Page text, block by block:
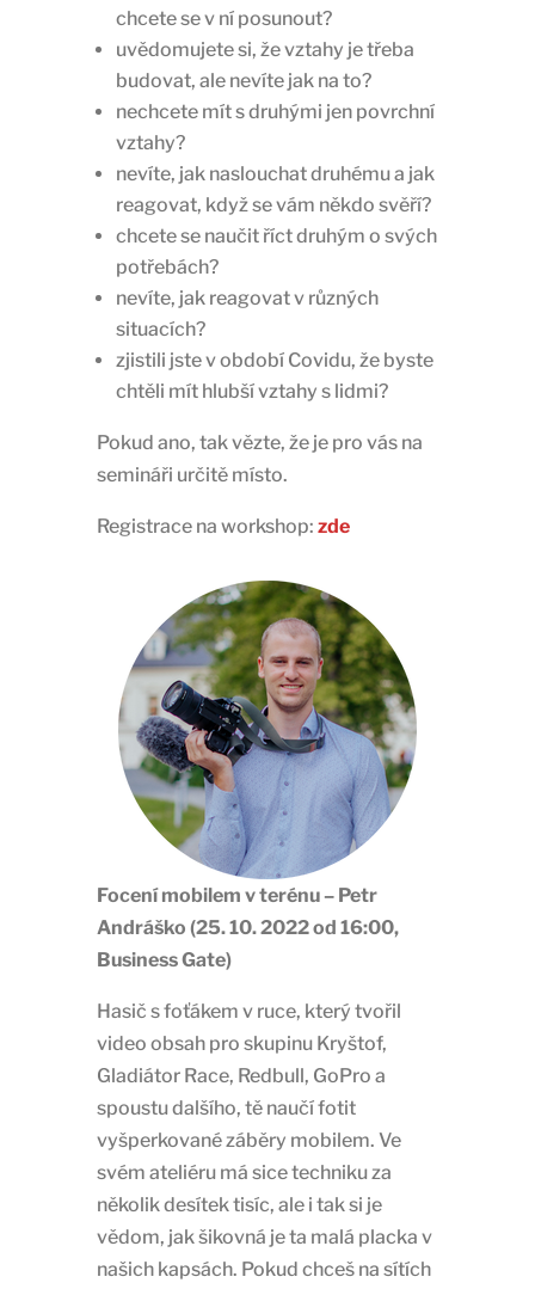
chcete se v ní posunout?
uvědomujete si, že vztahy je třeba
budovat, ale nevíte jak na to?
nechcete mít s druhými jen povrchní
vztahy?
nevíte, jak naslouchat druhému a jak
reagovat, když se vám někdo svěří?
chcete se naučit říct druhým o svých
potřebách?
nevíte, jak reagovat v různých
situacích?
zjistili jste v období Covidu, že byste
chtěli mít hlubší vztahy s lidmi?
Pokud ano, tak vězte, že je pro vás na
semináři určitě místo.
Registrace na workshop: zde
Focení mobilem v terénu – Petr
Andráško (25. 10. 2022 od 16:00,
Business Gate)
Hasič s foťákem v ruce, který tvořil
video obsah pro skupinu Kryštof,
Gladiátor Race, Redbull, GoPro a
spoustu dalšího, tě naučí fotit
vyšperkované záběry mobilem. Ve
svém ateliéru má sice techniku za
několik desítek tisíc, ale i tak si je
vědom, jak šikovná je ta malá placka v
našich kapsách. Pokud chceš na sítích